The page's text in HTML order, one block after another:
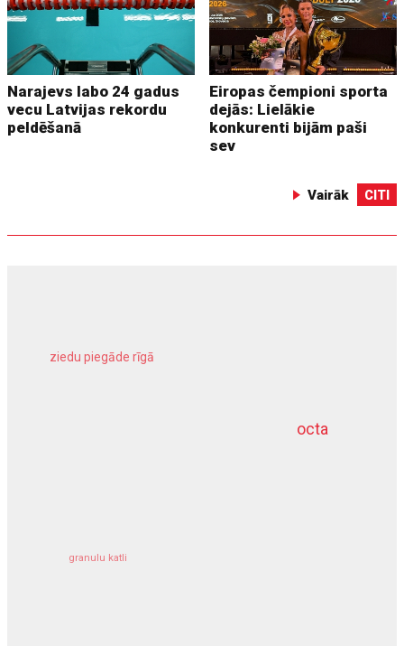
Narajevs labo 24 gadus
vecu Latvijas rekordu
peldēšanā
Eiropas čempioni sporta
dejās: Lielākie
konkurenti bijām paši
sev
Vairāk CITI
octa
ziedu piegāde rīgā
granulu katli
dziļurbums